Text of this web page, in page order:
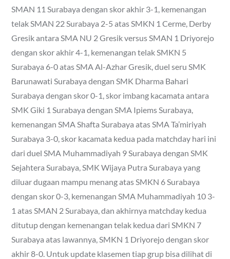
SMAN 11 Surabaya dengan skor akhir 3-1, kemenangan
telak SMAN 22 Surabaya 2-5 atas SMKN 1 Cerme, Derby
Gresik antara SMA NU 2 Gresik versus SMAN 1 Driyorejo
dengan skor akhir 4-1, kemenangan telak SMKN 5
Surabaya 6-0 atas SMA Al-Azhar Gresik, duel seru SMK
Barunawati Surabaya dengan SMK Dharma Bahari
Surabaya dengan skor 0-1, skor imbang kacamata antara
SMK Giki 1 Surabaya dengan SMA Ipiems Surabaya,
kemenangan SMA Shafta Surabaya atas SMA Ta’miriyah
Surabaya 3-0, skor kacamata kedua pada matchday hari ini
dari duel SMA Muhammadiyah 9 Surabaya dengan SMK
Sejahtera Surabaya, SMK Wijaya Putra Surabaya yang
diluar dugaan mampu menang atas SMKN 6 Surabaya
dengan skor 0-3, kemenangan SMA Muhammadiyah 10 3-
1 atas SMAN 2 Surabaya, dan akhirnya matchday kedua
ditutup dengan kemenangan telak kedua dari SMKN 7
Surabaya atas lawannya, SMKN 1 Driyorejo dengan skor
akhir 8-0. Untuk update klasemen tiap grup bisa dilihat di